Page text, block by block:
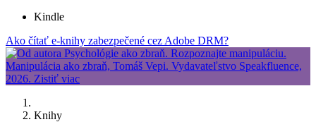
Kindle
Ako čítať e-knihy zabezpečené cez Adobe DRM?
Knihy